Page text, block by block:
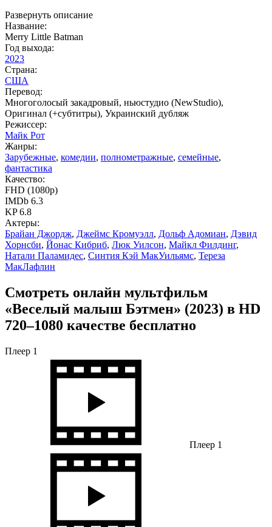
Развернуть описание
Название:
Merry Little Batman
Год выхода:
2023
Страна:
США
Перевод:
Многоголосый закадровый, ньюстудио (NewStudio),
Оригинал (+субтитры), Украинский дубляж
Режиссер:
Майк Рот
Жанры:
Зарубежные, комедии, полнометражные, семейные,
фантастика
Качество:
FHD (1080p)
IMDb 6.3
KP 6.8
Актеры:
Брайан Джордж, Джеймс Кромуэлл, Дольф Адомиан, Дэвид
Хорнсби, Йонас Кибриб, Люк Уилсон, Майкл Филдинг,
Натали Паламидес, Синтия Кэй МакУильямс, Тереза
МакЛафлин
Смотреть онлайн мультфильм
«Веселый малыш Бэтмен» (2023) в HD
720–1080 качестве бесплатно
Плеер 1
Плеер 1